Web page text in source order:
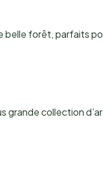
belle forêt, parfaits
grande collection